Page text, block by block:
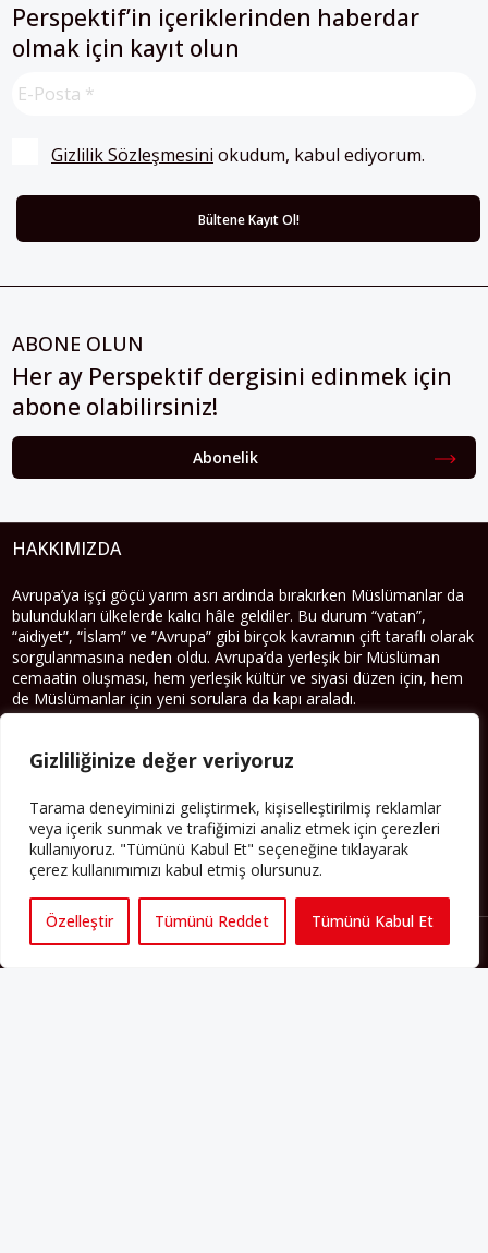
Gizliliğinize değer veriyoruz
Tarama deneyiminizi geliştirmek, kişiselleştirilmiş reklamlar
veya içerik sunmak ve trafiğimizi analiz etmek için çerezleri
kullanıyoruz. "Tümünü Kabul Et" seçeneğine tıklayarak
çerez kullanımımızı kabul etmiş olursunuz.
Özelleştir Tümünü Reddet Tümünü Kabul Et
Perspektif’in içeriklerinden haberdar
olmak için kayıt olun
Gizlilik Sözleşmesini okudum, kabul ediyorum.
ABONE OLUN
Her ay Perspektif dergisini edinmek için
abone olabilirsiniz!
Abonelik
HAKKIMIZDA
Avrupa’ya işçi göçü yarım asrı ardında bırakırken Müslümanlar da
bulundukları ülkelerde kalıcı hâle geldiler. Bu durum “vatan”,
“aidiyet”, “İslam” ve “Avrupa” gibi birçok kavramın çift taraflı olarak
sorgulanmasına neden oldu. Avrupa’da yerleşik bir Müslüman
cemaatin oluşması, hem yerleşik kültür ve siyasi düzen için, hem
de Müslümanlar için yeni sorulara da kapı araladı.